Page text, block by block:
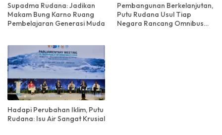
Supadma Rudana: Jadikan
Makam Bung Karno Ruang
Pembelajaran Generasi Muda
Pembangunan Berkelanjutan,
Putu Rudana Usul Tiap
Negara Rancang Omnibus
Hadapi Perubahan Iklim, Putu
Rudana: Isu Air Sangat Krusial